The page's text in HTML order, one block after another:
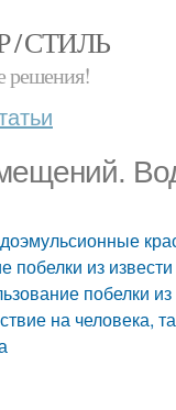
/ СТИЛЬ
решения!
побелки из извести
побелки из
на человека,